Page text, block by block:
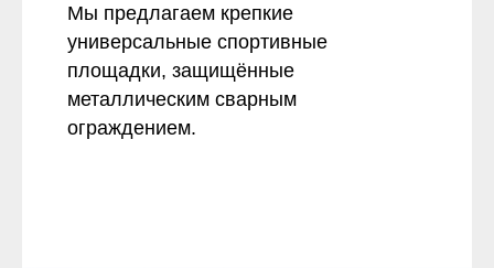
Мы предлагаем крепкие
универсальные спортивные
площадки, защищённые
металлическим сварным
ограждением.